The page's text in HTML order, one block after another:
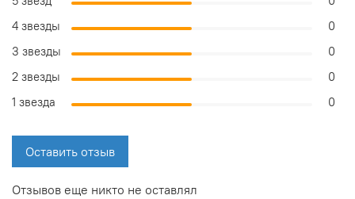
Отзывов еще никто не оставлял
4 звезды
0
3 звезды
0
2 звезды
0
1 звезда
0
Оставить отзыв